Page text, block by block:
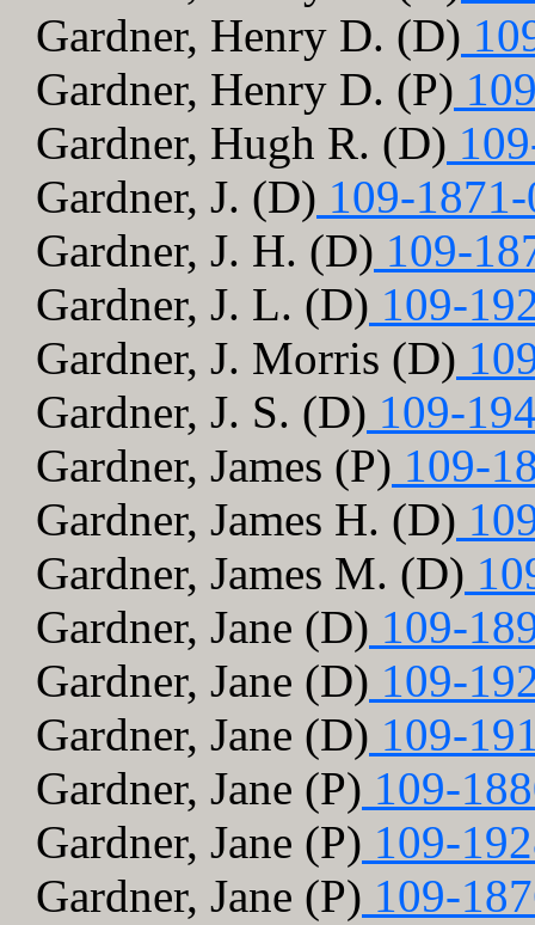
Gardner, Henry D. (D)
Gardner, Henry D. (P)
Gardner, Hugh R. (D)
Gardner, J. (D) 109-
Gardner, J. H. (D) 109-
Gardner, J. L. (D) 109-
Gardner, J. Morris (D)
Gardner, J. S. (D) 109-
Gardner, James (P) 109-
Gardner, James H. (D)
Gardner, James M. (D)
Gardner, Jane (D) 109-
Gardner, Jane (D) 109-
Gardner, Jane (D) 109-
Gardner, Jane (P) 109-
Gardner, Jane (P) 109-
Gardner, Jane (P) 109-